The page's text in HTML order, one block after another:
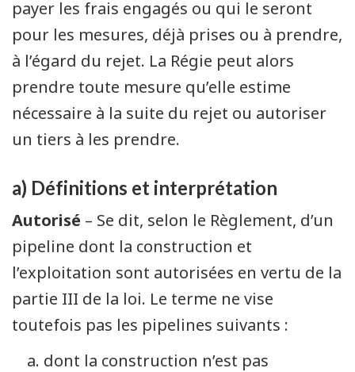
payer les frais engagés ou qui le seront
pour les mesures, déjà prises ou à prendre,
à l’égard du rejet. La Régie peut alors
prendre toute mesure qu’elle estime
nécessaire à la suite du rejet ou autoriser
un tiers à les prendre.
a) Définitions et interprétation
Autorisé – Se dit, selon le Règlement, d’un
pipeline dont la construction et
l’exploitation sont autorisées en vertu de la
partie III de la loi. Le terme ne vise
toutefois pas les pipelines suivants :
dont la construction n’est pas